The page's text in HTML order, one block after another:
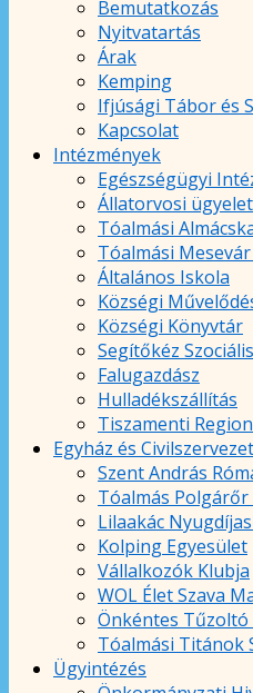
Bemutatkozás
Nyitvatartás
Árak
Kemping
Ifjúsági Tábor és
Kapcsolat
Intézmények
Egészségügyi
Állatorvosi
Tóalmási
Tóalmási
Általános Iskola
Községi
Községi Könyvtár
Segítőkéz
Falugazdász
Hulladékszállítás
Tiszamenti
Egyház és
Szent András
Tóalmás Polgárőr
Lilaakác
Kolping Egyesület
Vállalkozók Klubja
WOL Élet Szava
Önkéntes Tűzoltó
Tóalmási Titánok
Ügyintézés